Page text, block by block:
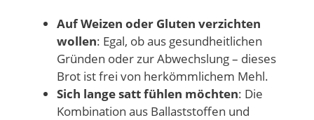
Auf Weizen oder Gluten verzichten
wollen: Egal, ob aus gesundheitlichen
Gründen oder zur Abwechslung – dieses
Brot ist frei von herkömmlichem Mehl.
Sich lange satt fühlen möchten: Die
Kombination aus Ballaststoffen und